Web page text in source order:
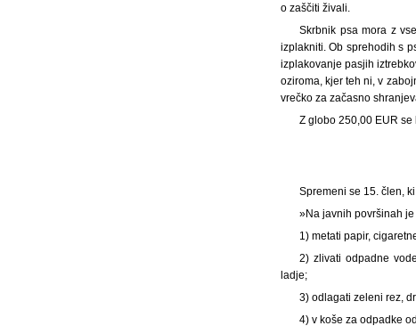
o zaščiti živali.
Skrbnik psa mora z
izplakniti. Ob sprehodih s
izplakovanje pasjih
oziroma, kjer teh ni, v
vrečko za začasno
Z globo 250,00 EUR
Spremeni se 15. člen,
»Na javnih površinah
1) metati papir,
2) zlivati odpadne
ladje;
3) odlagati zeleni rez,
4) v koše za odpadke